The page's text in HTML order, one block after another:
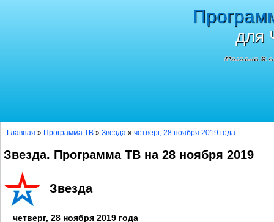
для
Сегодня 6
Главная » Программа ТВ » Звезда » четверг, 28 ноября 2019 года
Звезда. Программа ТВ на 28 ноября 2019
Звезда
четверг, 28 ноября 2019 года